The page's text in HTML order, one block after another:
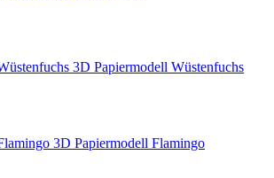
3D Papiermodell Wüstenfuchs
3D Papiermodell Flamingo